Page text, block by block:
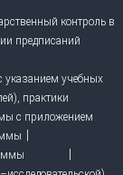
контроль в
предписаний
указанием учебных
практики
с приложением